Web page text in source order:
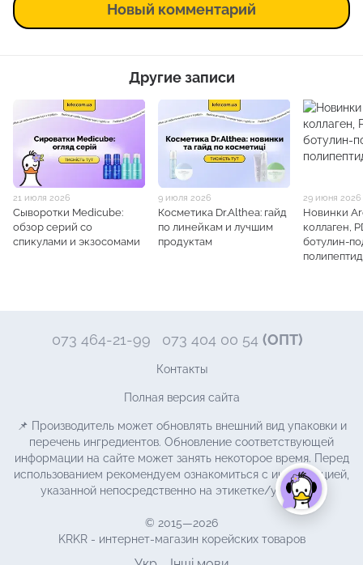
Новый комментарий
Другие записи
21 июля 2026
Сыворотки Medicube:
обзор серий со
спикулами и экзосомами
9 июля 2026
Косметика Dr.Althea: гайд
по линейкам и лучшим
продуктам
29 июня 2026
Новинки
коллаген,
ботулин-
073 464-21-99 073 404 00 54 (ОПТ)
Контакты
Полная версия сайта
📌 Производитель может обновлять внешний вид упаковки и
перечень ингредиентов. Обновление соответствующей
информации на сайте может занять некоторое время. Перед
использованием рекомендуем ознакомиться с информацией,
указанной непосредственно на этикетке/упаковке.
© 2015—2026
KRKR - интернет-магазин корейских товаров